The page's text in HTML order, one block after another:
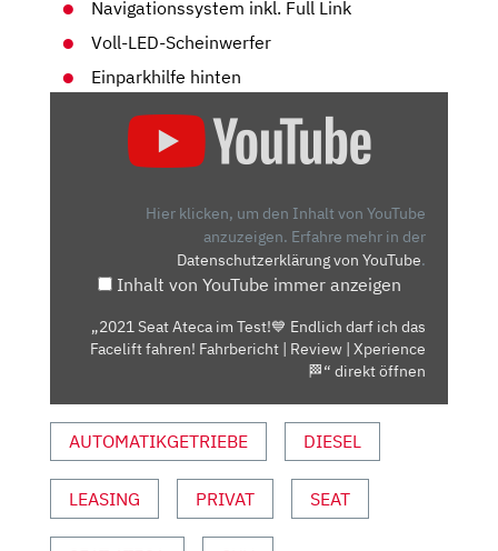
Navigationssystem inkl. Full Link
Voll-LED-Scheinwerfer
Einparkhilfe hinten
FAHRBERICHT
REVIEW
Hier klicken, um den Inhalt von YouTube
anzuzeigen. Erfahre mehr in der
Datenschutzerklärung von YouTube.
Inhalt von YouTube immer anzeigen
„2021 Seat Ateca im Test!💙 Endlich darf ich das
Facelift fahren! Fahrbericht | Review | Xperience
🏁“ direkt öffnen
AUTOMATIKGETRIEBE DIESEL
LEASING PRIVAT SEAT